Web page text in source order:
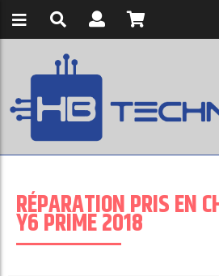
RÉPARATION PRIS EN
Y6 PRIME 2018